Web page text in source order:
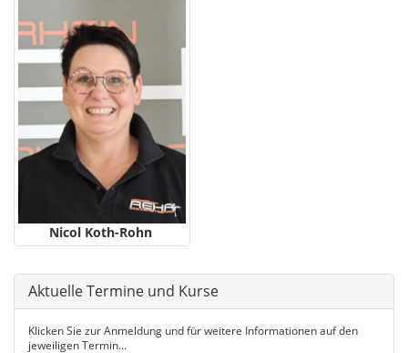
Nicol Koth-Rohn
Aktuelle Termine und Kurse
Klicken Sie zur Anmeldung und für weitere Informationen auf den
jeweiligen Termin...